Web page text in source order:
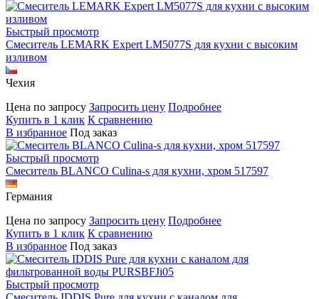
Быстрый просмотр
Смеситель LEMARK Expert LM5077S для кухни с высоким
изливом
Чехия
Цена по запросу Запросить цену Подробнее
Купить в 1 клик К сравнению
В избранное Под заказ
Быстрый просмотр
Смеситель BLANCO Culina-s для кухни, хром 517597
Германия
Цена по запросу Запросить цену Подробнее
Купить в 1 клик К сравнению
В избранное Под заказ
Быстрый просмотр